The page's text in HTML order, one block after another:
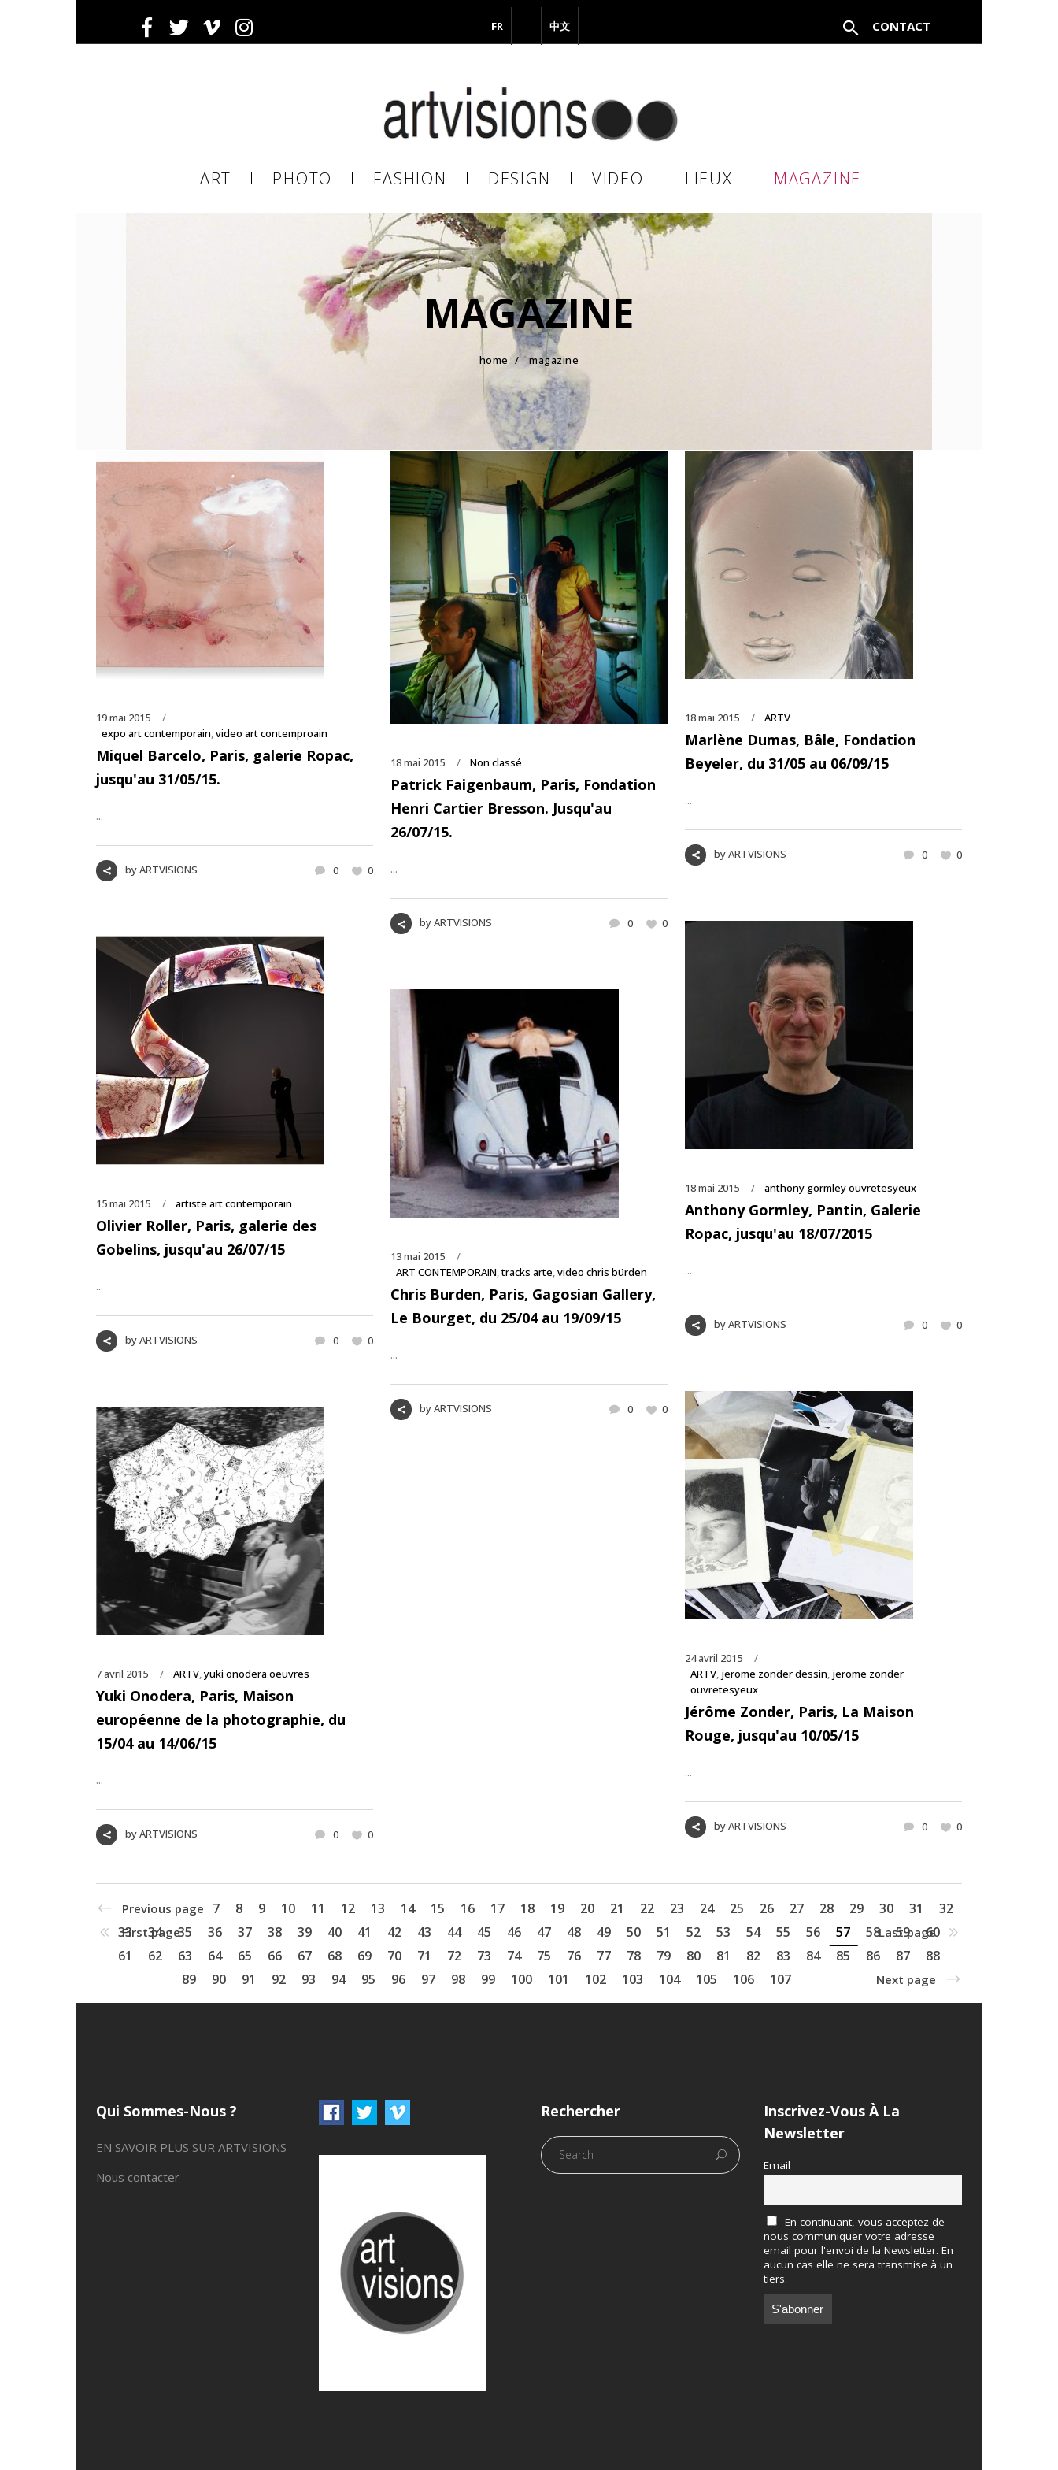
FR 中文 CONTACT
ART PHOTO FASHION DESIGN VIDEO LIEUX MAGAZINE
MAGAZINE
home / magazine
19 mai 2015
expo art contemporain,video art contemproain
Miquel Barcelo, Paris, galerie Ropac,
jusqu'au 31/05/15.
...
byARTVISIONS 0 0
18 mai 2015 Non classé
Patrick Faigenbaum, Paris, Fondation
Henri Cartier Bresson. Jusqu'au
26/07/15.
...
byARTVISIONS 0 0
18 mai 2015 ARTV
Marlène Dumas, Bâle, Fondation
Beyeler, du 31/05 au 06/09/15
...
byARTVISIONS 0 0
18 mai 2015 anthony gormley ouvretesyeux
Anthony Gormley, Pantin, Galerie
Ropac, jusqu'au 18/07/2015
...
byARTVISIONS 0 0
15 mai 2015 artiste art contemporain
Olivier Roller, Paris, galerie des
Gobelins, jusqu'au 26/07/15
...
byARTVISIONS 0 0
13 mai 2015
ART CONTEMPORAIN,tracks arte,video chris bürden
Chris Burden, Paris, Gagosian Gallery,
Le Bourget, du 25/04 au 19/09/15
...
byARTVISIONS 0 0
24 avril 2015
ARTV, jerome zonder dessin, jerome zonder
ouvretesyeux
Jérôme Zonder, Paris, La Maison
Rouge, jusqu'au 10/05/15
...
byARTVISIONS 0 0
7 avril 2015 ARTV,yuki onodera oeuvres
Yuki Onodera, Paris, Maison
européenne de la photographie, du
15/04 au 14/06/15
...
byARTVISIONS 0 0
First page
Previous page 7 8 9 10 11 12 13 14 15 16 17 18 19 20 21 22 23 24 25 26 27 28 29 30 31
32
33
34 35 36 37 38 39 40 41 42 43 44 45 46 47 48 49 50 51 52 53 54 55 56 57 58 59
60
61
62 63 64 65 66 67 68 69 70 71 72 73 74 75 76 77 78 79 80 81 82 83 84 85 86 87
88
89
90 91 92 93 94 95 96 97 98 99 100 101 102 103 104 105 106 107
Last page
Next page
Qui Sommes-Nous ?
EN SAVOIR PLUS SUR ARTVISIONS
Nous contacter
Rechercher
Inscrivez-Vous À La
Newsletter
Email
En continuant, vous acceptez de
nous communiquer votre adresse
email pour l'envoi de la Newsletter. En
aucun cas elle ne sera transmise à un
tiers.
Inscrivez-vous à notre Newsletter !
En continuant, vous acceptez de nous communiquer votre adresse
email pour l’envoi de la Newsletter. En aucun cas elle ne sera transmise à un
tiers.